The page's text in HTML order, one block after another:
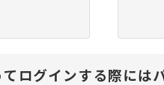
ログインする際には